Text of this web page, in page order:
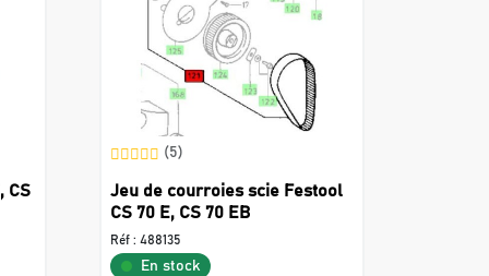
CS
(5)
Jeu de courroies scie Festool
CS 70 E, CS 70 EB
Réf : 488135
En stock